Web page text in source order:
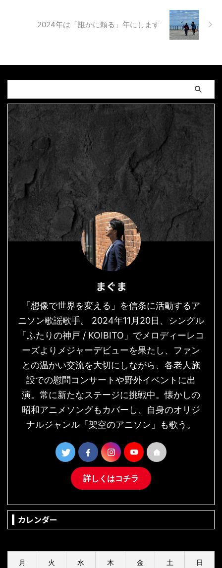
2024年は「誰かに頼る」年にします
まぐま
「想像で世界を変える」を信条に活動するア
ニソン歌謡歌手。 2024年11月20日、シングル
「ふたりの神戸 / KOIBITO」でメロディーレコ
ーズよりメジャーデビューを果たし、ファン
との温かい交流を大切にしながら、各老人施
設での慰問コンサートや野外イベントに出
演。常に新たなステージに挑戦中。懐かしの
昭和アニメソングもカバーし、自身のオリジ
ナルジャンル「架空のアニソン」も歌う。
詳しくはコチラ
カレンダー
月 火 水 木 金 土 日